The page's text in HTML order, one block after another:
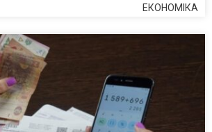
ЕКОНОМІКА